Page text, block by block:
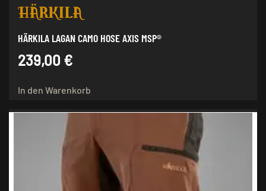
HÄRKILA LAGAN CAMO HOSE AXIS MSP®
239,00 €
In den Warenkorb